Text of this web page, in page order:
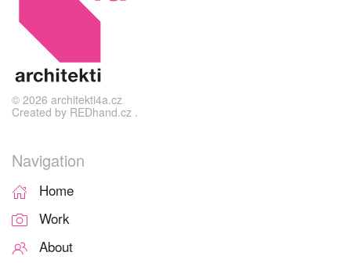
© 2026 architekti4a.cz
Created by REDhand.cz .
Navigation
Home
Work
About